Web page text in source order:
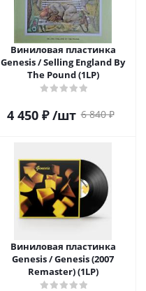
Виниловая пластинка
Genesis / Selling England By
The Pound (1LP)
4 450₽ /шт 6 840₽
Виниловая пластинка
Genesis / Genesis (2007
Remaster) (1LP)